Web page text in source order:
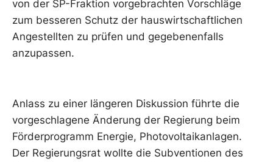
von der SP-Fraktion vorgebrachten Vorschläge
zum besseren Schutz der hauswirtschaftlichen
Angestellten zu prüfen und gegebenenfalls
anzupassen.
Anlass zu einer längeren Diskussion führte die
vorgeschlagene Änderung der Regierung beim
Förderprogramm Energie, Photovoltaikanlagen.
Der Regierungsrat wollte die Subventionen des